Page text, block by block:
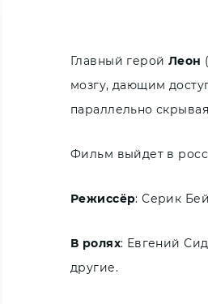
Главный герой Леон
мозгу, дающим
параллельно
Фильм выйдет в
Режиссёр: Серик
В ролях: Евгений
другие.